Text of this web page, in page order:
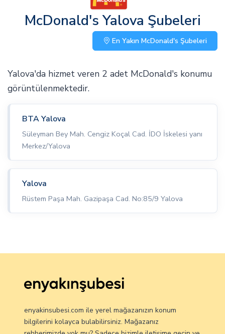
McDonald's Yalova Şubeleri
En Yakın McDonald's Şubeleri
Yalova'da hizmet veren 2 adet McDonald's konumu
görüntülenmektedir.
BTA Yalova
Süleyman Bey Mah. Cengiz Koçal Cad. İDO İskelesi yanı
Merkez/Yalova
Yalova
Rüstem Paşa Mah. Gazipaşa Cad. No:85/9 Yalova
enyakinsubesi.com ile yerel mağazanızın konum
bilgilerini kolayca bulabilirsiniz. Mağazanız